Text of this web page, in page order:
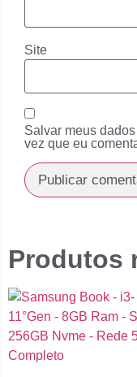
Site
Salvar meus
vez que eu
Produtos